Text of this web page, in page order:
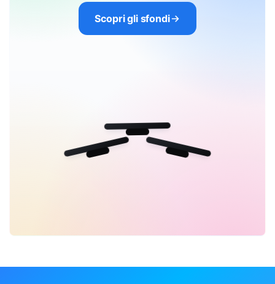
Scopri gli sfondi